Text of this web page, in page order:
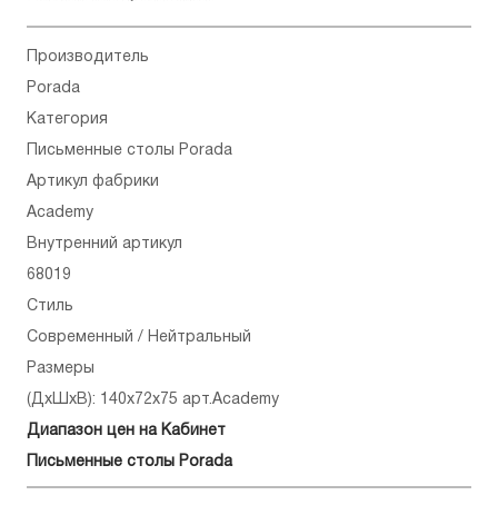
Производитель
Porada
Категория
Письменные столы Porada
Артикул фабрики
Academy
Внутренний артикул
68019
Стиль
Современный / Нейтральный
Размеры
(ДхШхВ): 140x72x75 арт.Academy
Диапазон цен на Кабинет
Письменные столы Porada